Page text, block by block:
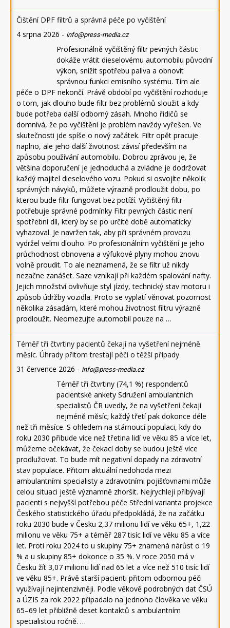
Čištění DPF filtrů a správná péče po vyčištění
4 srpna 2026 - info@press-media.cz
Profesionálně vyčištěný filtr pevných částic
dokáže vrátit dieselovému automobilu původní
výkon, snížit spotřebu paliva a obnovit
správnou funkci emisního systému. Tím ale
péče o DPF nekončí. Právě období po vyčištění rozhoduje
o tom, jak dlouho bude filtr bez problémů sloužit a kdy
bude potřeba další odborný zásah. Mnoho řidičů se
domnívá, že po vyčištění je problém navždy vyřešen. Ve
skutečnosti jde spíše o nový začátek. Filtr opět pracuje
naplno, ale jeho další životnost závisí především na
způsobu používání automobilu. Dobrou zprávou je, že
většina doporučení je jednoduchá a zvládne je dodržovat
každý majitel dieselového vozu. Pokud si osvojíte několik
správných návyků, můžete výrazně prodloužit dobu, po
kterou bude filtr fungovat bez potíží. Vyčištěný filtr
potřebuje správné podmínky Filtr pevných částic není
spotřební díl, který by se po určité době automaticky
vyhazoval. Je navržen tak, aby při správném provozu
vydržel velmi dlouho. Po profesionálním vyčištění je jeho
průchodnost obnovena a výfukové plyny mohou znovu
volně proudit. To ale neznamená, že se filtr už nikdy
nezačne zanášet. Saze vznikají při každém spalování nafty.
Jejich množství ovlivňuje styl jízdy, technický stav motoru i
způsob údržby vozidla. Proto se vyplatí věnovat pozornost
několika zásadám, které mohou životnost filtru výrazně
prodloužit. Neomezujte automobil pouze na …
Téměř tři čtvrtiny pacientů čekají na vyšetření nejméně
měsíc. Úhrady přitom trestají péči o těžší případy
31 července 2026 - info@press-media.cz
Téměř tři čtvrtiny (74,1 %) respondentů
pacientské ankety Sdružení ambulantních
specialistů ČR uvedly, že na vyšetření čekají
nejméně měsíc; každý třetí pak dokonce déle
než tři měsíce. S ohledem na stárnoucí populaci, kdy do
roku 2030 přibude více než třetina lidí ve věku 85 a více let,
můžeme očekávat, že čekací doby se budou ještě více
prodlužovat. To bude mít negativní dopady na zdravotní
stav populace. Přitom aktuální nedohoda mezi
ambulantními specialisty a zdravotními pojišťovnami může
celou situaci ještě významně zhoršit. Nejrychleji přibývají
pacienti s nejvyšší potřebou péče Střední varianta projekce
Českého statistického úřadu předpokládá, že na začátku
roku 2030 bude v Česku 2,37 milionu lidí ve věku 65+, 1,22
milionu ve věku 75+ a téměř 287 tisíc lidí ve věku 85 a více
let. Proti roku 2024 to u skupiny 75+ znamená nárůst o 19
% a u skupiny 85+ dokonce o 35 %. V roce 2050 má v
Česku žít 3,07 milionu lidí nad 65 let a více než 510 tisíc lidí
ve věku 85+. Právě starší pacienti přitom odbornou péči
využívají nejintenzivněji. Podle věkově podrobných dat ČSÚ
a ÚZIS za rok 2022 připadalo na jednoho člověka ve věku
65–69 let přibližně deset kontaktů s ambulantním
specialistou ročně. …